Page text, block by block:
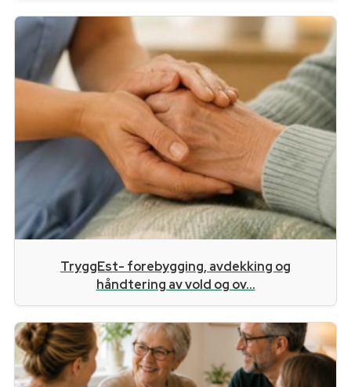
TryggEst- forebygging, avdekking og
håndtering av vold og ov...